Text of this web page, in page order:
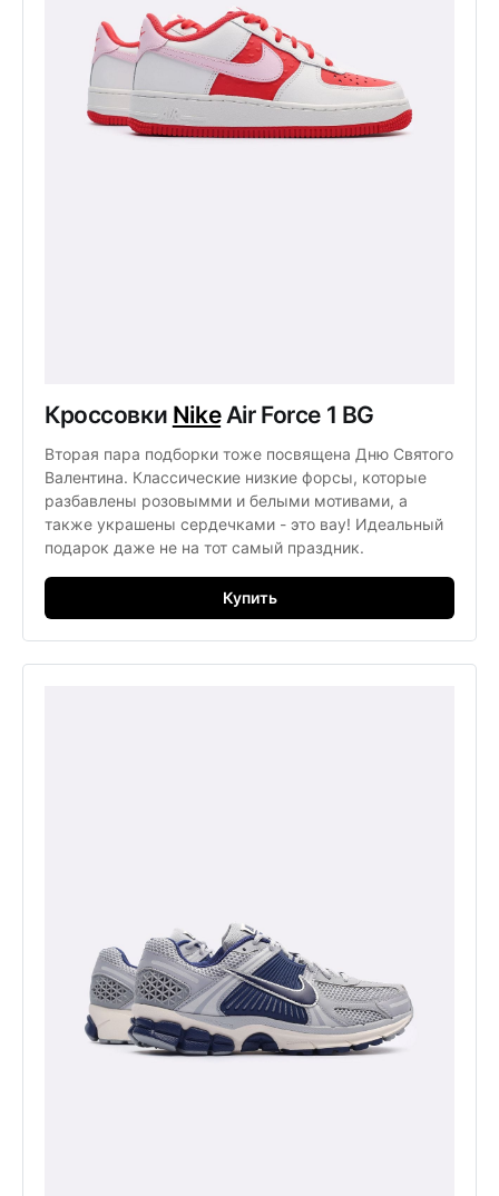
Кроссовки Nike Air Force 1 BG
Вторая пара подборки тоже посвящена Дню Святого
Валентина. Классические низкие форсы, которые
разбавлены розовымми и белыми мотивами, а
также украшены сердечками - это вау! Идеальный
подарок даже не на тот самый праздник.
Купить